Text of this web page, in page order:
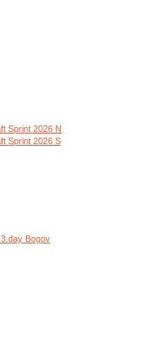
Sprint 2026 N
Sprint 2026 S
Bogov